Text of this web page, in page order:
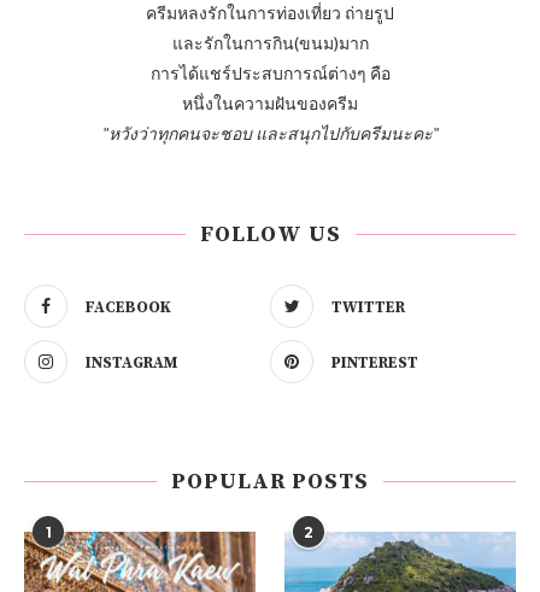
ครีมหลงรักในการท่องเที่ยว ถ่ายรูป
และรักในการกิน(ขนม)มาก
การได้แชร์ประสบการณ์ต่างๆ คือ
หนึ่งในความฝันของครีม
"หวังว่าทุกคนจะชอบ และสนุกไปกับครีมนะคะ"
FOLLOW US
FACEBOOK TWITTER
INSTAGRAM PINTEREST
POPULAR POSTS
1 2